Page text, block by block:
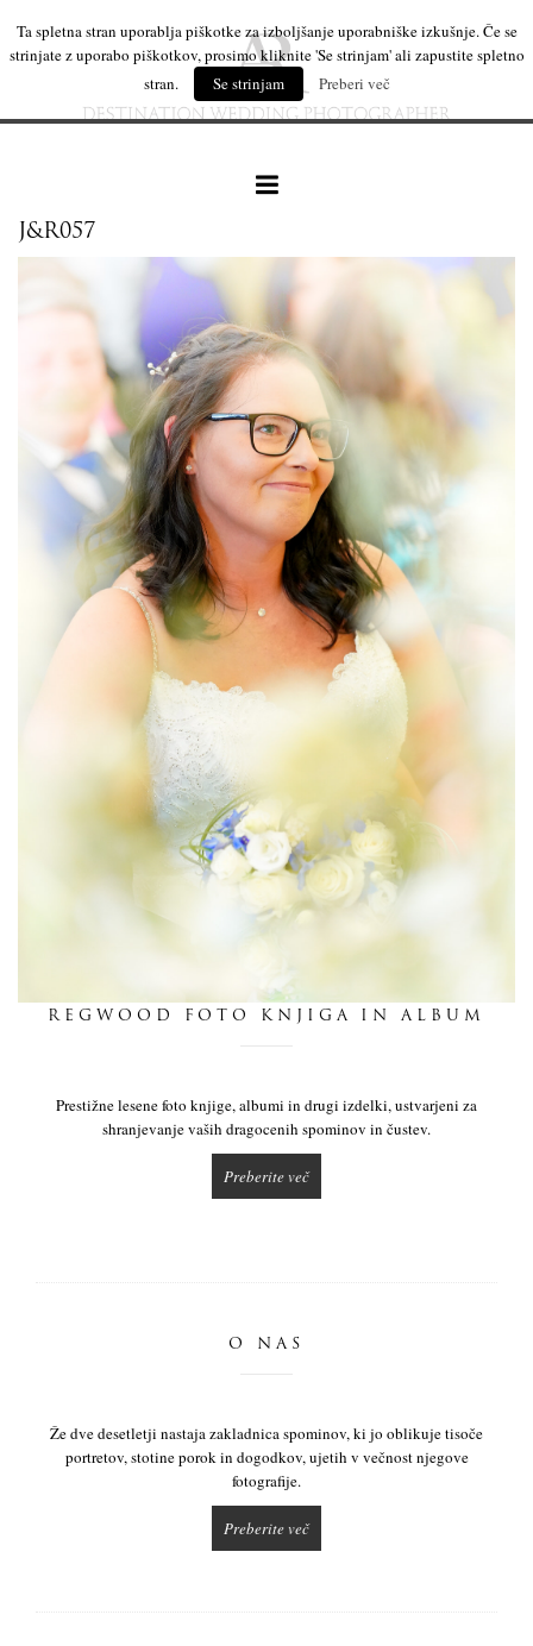
leseni izdelki
mi
dnevnik
J&R057
REGWOOD FOTO KNJIGA IN ALBUM
Prestižne lesene foto knjige, albumi in drugi izdelki, ustvarjeni za
shranjevanje vaših dragocenih spominov in čustev.
Preberite več
O NAS
Že dve desetletji nastaja zakladnica spominov, ki jo oblikuje tisoče
portretov, stotine porok in dogodkov, ujetih v večnost njegove
fotografije.
Preberite več
Ta spletna stran uporablja piškotke za izboljšanje uporabniške izkušnje. Če se
strinjate z uporabo piškotkov, prosimo kliknite 'Se strinjam' ali zapustite spletno
stran.
Se strinjam Preberi več